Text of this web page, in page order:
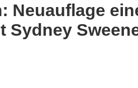
Neuauflage
Sydney